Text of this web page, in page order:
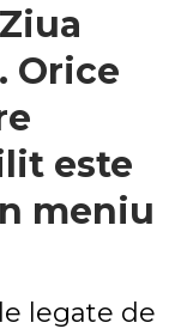
Orice
este
meniu
legate de